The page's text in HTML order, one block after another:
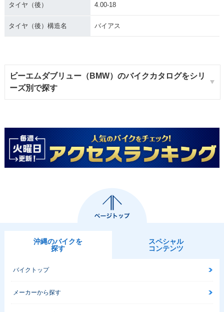
タイヤ（後） 4.00-18
タイヤ（後）構造名 バイアス
ビーエムダブリュー（BMW）のバイクカタログをシリ
ーズ別で探す
沖縄のバイクを
探す
スペシャル
コンテンツ
バイクトップ
メーカーから探す